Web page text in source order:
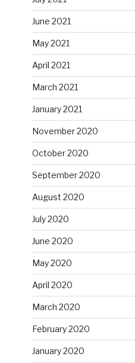
June 2021
May 2021
April 2021
March 2021
January 2021
November 2020
October 2020
September 2020
August 2020
July 2020
June 2020
May 2020
April 2020
March 2020
February 2020
January 2020